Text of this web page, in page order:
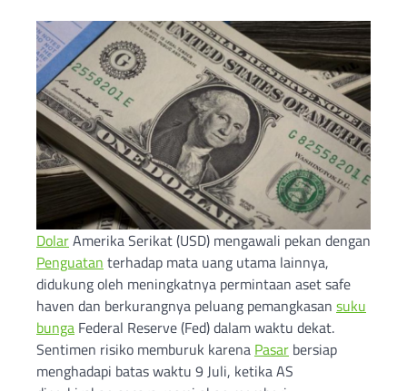
DolarAmerika Serikat (USD) mengawali pekan dengan
Penguatan terhadap mata uang utama lainnya,
didukung oleh meningkatnya permintaan aset safe
haven dan berkurangnya peluang pemangkasan suku
bunga Federal Reserve (Fed) dalam waktu dekat.
Sentimen risiko memburuk karena Pasar bersiap
menghadapi batas waktu 9 Juli, ketika AS